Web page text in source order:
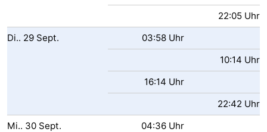
22:05 Uhr
Di.. 29 Sept.
03:58 Uhr
10:14 Uhr
16:14 Uhr
22:42 Uhr
Mi.. 30 Sept.
04:36 Uhr